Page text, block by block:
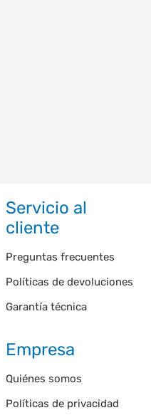
Servicio al
cliente
Preguntas frecuentes
Políticas de devoluciones
Garantía técnica
Empresa
Quiénes somos
Políticas de privacidad